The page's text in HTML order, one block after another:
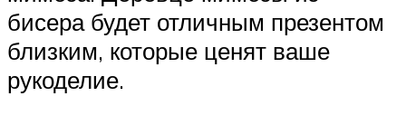
бисера будет отличным презентом
близким, которые ценят ваше
рукоделие.